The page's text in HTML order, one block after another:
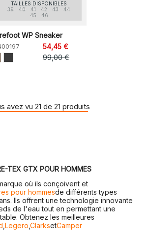
TAILLES DISPONIBLES
39
40 41 42 43
44
45
46
WP Sneaker
54,45 €
99,00 €
avez vu 21 de 21 produits
TEX GTX POUR HOMMES
où ils conçoivent et
pour hommesde différents types
Ils offrent une technologie innovante
de l'eau tout en permettant une
Obtenez les meilleures
,Legero,ClarksetCamper